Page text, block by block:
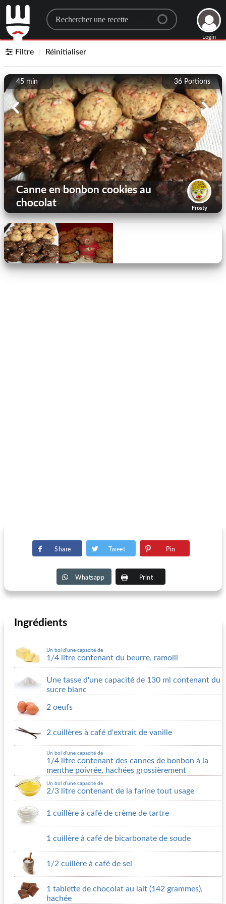
Search for a recipe
Login
Filtre Réinitialiser
36 Portions
45 min
Frosty
Canne en bonbon cookies au
chocolat
Share Tweet Pin
Whatsapp Print
Ingrédients
Un bol d'une capacité de
1/4 litre contenant du beurre, ramolli
Une tasse d'une capacité de 130 ml contenant du
sucre blanc
2 oeufs
2 cuillères à café d'extrait de vanille
Un bol d'une capacité de
1/4 litre contenant des cannes de bonbon à la
menthe poivrée, hachées grossièrement
Un bol d'une capacité de
2/3 litre contenant de la farine tout usage
1 cuillère à café de crème de tartre
1 cuillère à café de bicarbonate de soude
1/2 cuillère à café de sel
1 tablette de chocolat au lait (142 grammes),
hachée